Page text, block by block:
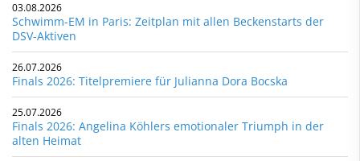
03.08.2026
Schwimm-EM in Paris: Zeitplan mit allen Beckenstarts der
DSV-Aktiven
26.07.2026
Finals 2026: Titelpremiere für Julianna Dora Bocska
25.07.2026
Finals 2026: Angelina Köhlers emotionaler Triumph in der
alten Heimat